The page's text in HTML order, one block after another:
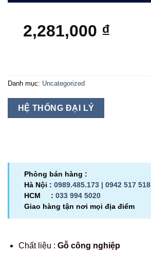
2,281,000 ₫
Danh mục: Uncategorized
HỆ THỐNG ĐẠI LÝ
Phòng bán hàng :
Hà Nội : 0989.485.173 | 0942 517 518
HCM : 033 994 5020
Giao hàng tận nơi mọi địa điểm
Chất liệu : Gỗ công nghiệp